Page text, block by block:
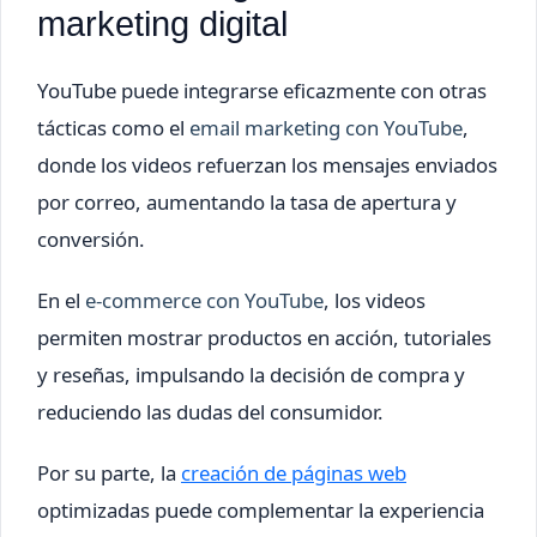
marketing digital
YouTube puede integrarse eficazmente con otras
tácticas como el email marketing con YouTube,
donde los videos refuerzan los mensajes enviados
por correo, aumentando la tasa de apertura y
conversión.
En el e-commerce con YouTube, los videos
permiten mostrar productos en acción, tutoriales
y reseñas, impulsando la decisión de compra y
reduciendo las dudas del consumidor.
Por su parte, la creación de páginas web
optimizadas puede complementar la experiencia